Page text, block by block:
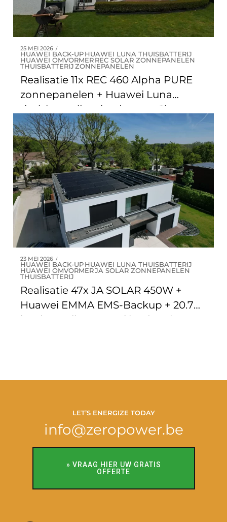
25 MEI 2026
HUAWEI BACK-UP HUAWEI LUNA THUISBATTERIJ
HUAWEI OMVORMER REC SOLAR ZONNEPANELEN
THUISBATTERIJ ZONNEPANELEN
Realisatie 11x REC 460 Alpha PURE
zonnepanelen + Huawei Luna
thuisbatterij en back-up te Sint-
Genesius-rode
23 MEI 2026
HUAWEI BACK-UP HUAWEI LUNA THUISBATTERIJ
HUAWEI OMVORMERJA SOLAR ZONNEPANELEN
THUISBATTERIJ
Realisatie 47x JA SOLAR 450W +
Huawei EMMA EMS-Backup + 20.7
kW batterij + Huawei laadpaal te
LET’S ENERGIZE TODAY
info@zeropower.be
» VRAAG HIER UW GRATIS
OFFERTE